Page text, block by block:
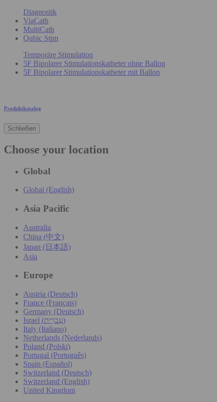
Diagnostik
ViaCath
MultiCath
Qubic Stim
Temporäre Stimulation
5F Bipolarer Stimulationskatheter ohne Ballon
5F Bipolarer Stimulationskatheter mit Ballon
Produktkatalog
Schließen
Choose your location
Global
Global (English)
Asia Pacific
Australia
China (中文)
Japan (日本語)
Asia
Europe
Austria (Deutsch)
France (Français)
Germany (Deutsch)
Israel (עִברִית)
Italy (Italiano)
Netherlands (Nederlands)
Poland (Polski)
Portugal (Português)
Spain (Español)
Switzerland (Deutsch)
Switzerland (English)
United Kingdom